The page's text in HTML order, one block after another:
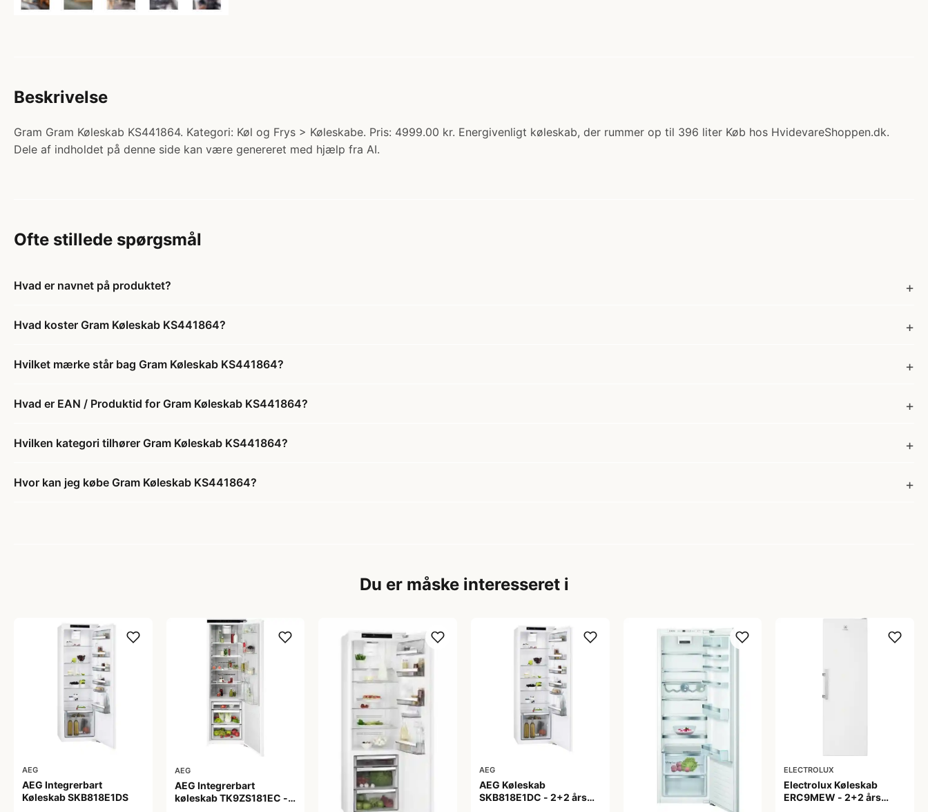
Beskrivelse
Gram Gram Køleskab KS441864. Kategori: Køl og Frys > Køleskabe. Pris: 4999.00 kr. Energivenligt køleskab, der rummer op til 396 liter Køb hos HvidevareShoppen.dk.
Dele af indholdet på denne side kan være genereret med hjælp fra AI.
Ofte stillede spørgsmål
Hvad er navnet på produktet?
Hvad koster Gram Køleskab KS441864?
Hvilket mærke står bag Gram Køleskab KS441864?
Hvad er EAN / Produktid for Gram Køleskab KS441864?
Hvilken kategori tilhører Gram Køleskab KS441864?
Hvor kan jeg købe Gram Køleskab KS441864?
Du er måske interesseret i
AEG
AEG Integrerbart
Køleskab SKB818E1DS
AEG
AEG Integrerbart
køleskab TK9ZS181EC -
AEG
AEG Køleskab
SKB818E1DC - 2+2 års
ELECTROLUX
Electrolux Køleskab
ERC9MEW - 2+2 års